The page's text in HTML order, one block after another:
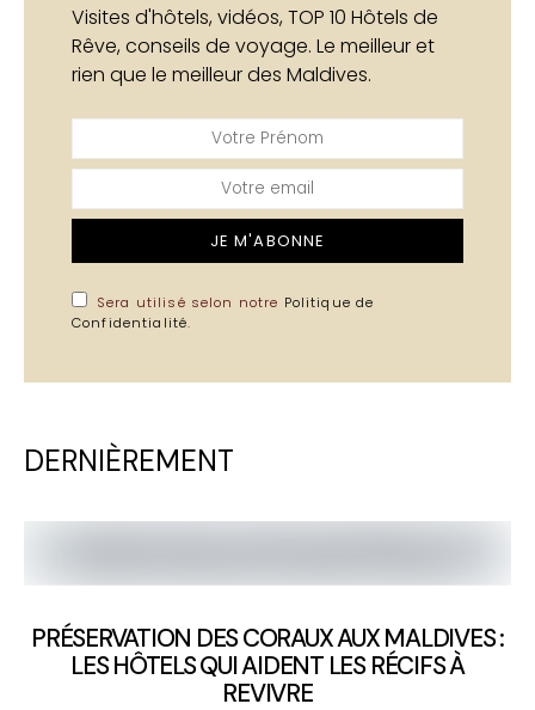
Visites d'hôtels, vidéos, TOP 10 Hôtels de
Rêve, conseils de voyage. Le meilleur et
rien que le meilleur des Maldives.
JE M'ABONNE
Sera utilisé selon notre Politique de
Confidentialité.
DERNIÈREMENT
PRÉSERVATION DES CORAUX AUX MALDIVES :
LES HÔTELS QUI AIDENT LES RÉCIFS À
REVIVRE